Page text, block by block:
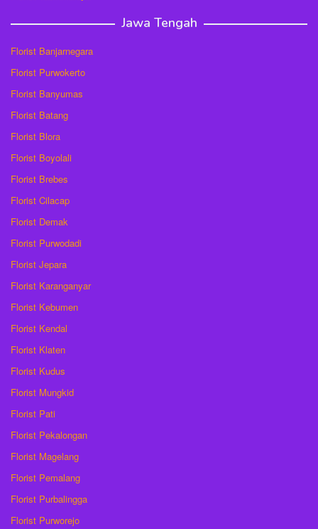
Jawa Tengah
Florist Banjarnegara
Florist Purwokerto
Florist Banyumas
Florist Batang
Florist Blora
Florist Boyolali
Florist Brebes
Florist Cilacap
Florist Demak
Florist Purwodadi
Florist Jepara
Florist Karanganyar
Florist Kebumen
Florist Kendal
Florist Klaten
Florist Kudus
Florist Mungkid
Florist Pati
Florist Pekalongan
Florist Magelang
Florist Pemalang
Florist Purbalingga
Florist Purworejo